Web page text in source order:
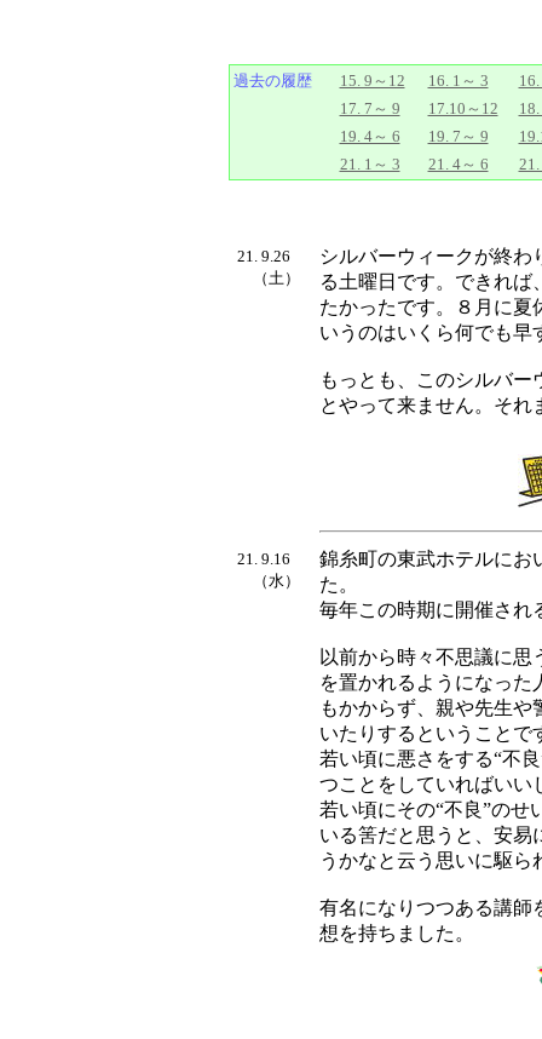
過去の履歴 15. 9～12 16. 1～ 3
17. 7～ 9
17.10～12
19. 4～ 6
19. 7～ 9
21. 1～ 3
21. 4～ 6
21. 9.26
（土）
シルバーウィークが終わ
る土曜日です。できれば
たかったです。８月に夏
いうのはいくら何でも早
もっとも、このシルバ
とやって来ません。それ
21. 9.16
（水）
錦糸町の東武ホテルにお
た。
毎年この時期に開催され
以前から時々不思議に
を置かれるようになった
もかからず、親や先生
いたりするということで
若い頃に悪さをする“不
つことをしていればいい
若い頃にその“不良”のせ
いる筈だと思うと、安易
うかなと云う思いに駆ら
有名になりつつある講師
想を持ちました。